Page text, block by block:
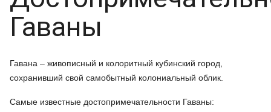
Гаваны
Гавана – живописный и колоритный кубинский город,
сохранивший свой самобытный колониальный облик.
Самые известные достопримечательности Гаваны: